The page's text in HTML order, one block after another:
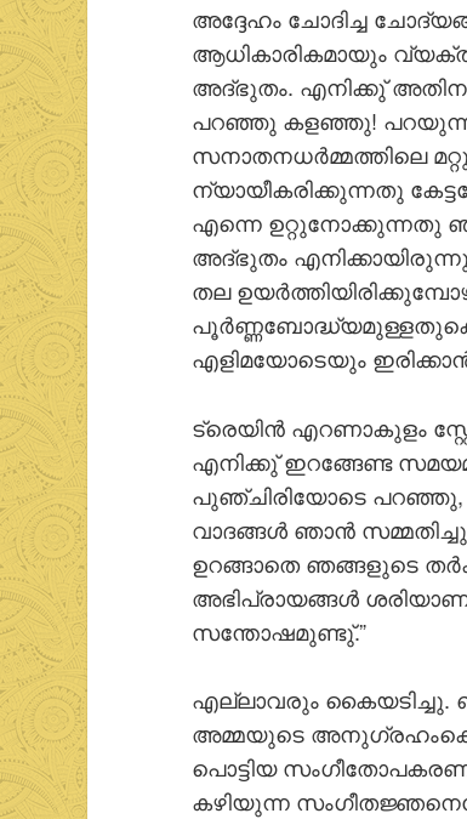
അദ്ദേഹം ചോദിച്ച
ആധികാരികമായും
അദ്ഭുതം. എനിക്കു്
പറഞ്ഞു കളഞ്ഞു! പറയുന്ന
സനാതനധര്‍മ്മത്തിലെ
ന്യായീകരിക്കുന്നതു
എന്നെ ഉറ്റുനോക്കുന്നതു
അദ്ഭുതം
തല
എളിമയോടെയും
ട്രെയിന്‍ എറണാകുളം
എനിക്കു് ഇറങ്ങേണ്ട
പുഞ്ചിരിയോടെ പറഞ്ഞു,
വാദങ്ങള്‍ ഞാന്‍
ഉറങ്ങാതെ ഞങ്ങളുടെ
അഭിപ്രായങ്ങള്‍
സന്തോഷമുണ്ടു്.”
എല്ലാവരും കൈയടിച്ചു.
അമ്മയുടെ
പൊട്ടിയ
കഴിയുന്ന